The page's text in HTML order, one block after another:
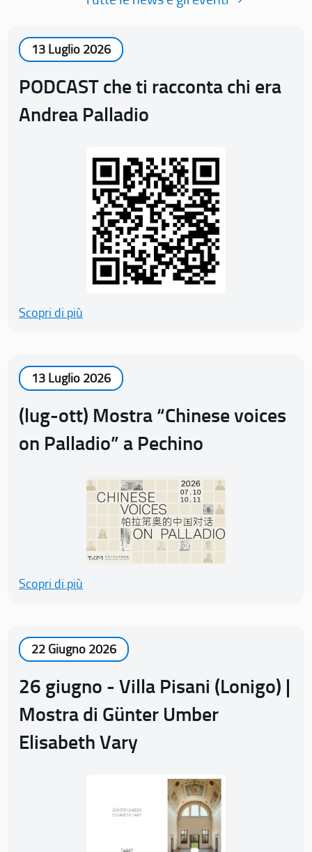
13 Luglio 2026
PODCAST che ti racconta chi era
Andrea Palladio
Scopri di più
13 Luglio 2026
(lug-ott) Mostra “Chinese voices
on Palladio” a Pechino
Scopri di più
22 Giugno 2026
26 giugno - Villa Pisani (Lonigo) |
Mostra di Günter Umber
Elisabeth Vary